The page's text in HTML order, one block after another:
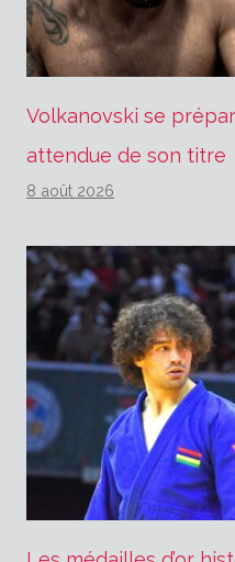
Volkanovski se
attendue de son titre
8 août 2026